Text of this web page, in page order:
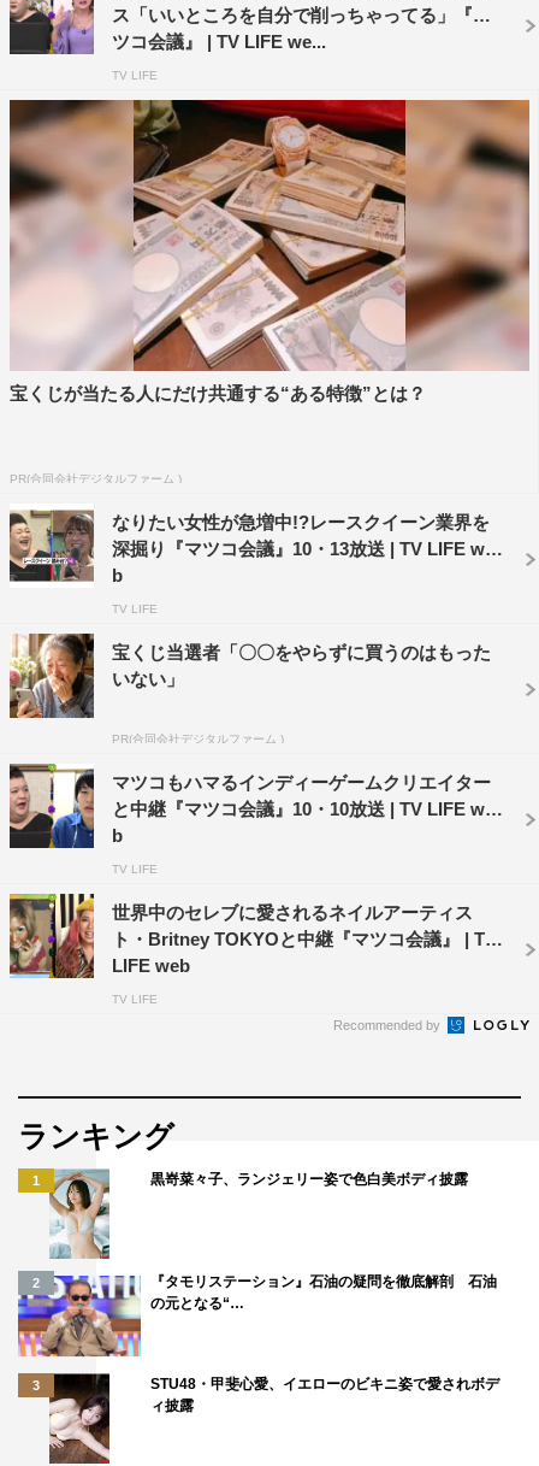
ス「いいところを自分で削っちゃってる」『マ
ツコ会議』 | TV LIFE we...
TV LIFE
宝くじが当たる人にだけ共通する“ある特徴”とは？
PR(合同会社デジタルファーム )
なりたい女性が急増中!?レースクイーン業界を
深掘り『マツコ会議』10・13放送 | TV LIFE we
b
TV LIFE
宝くじ当選者「〇〇をやらずに買うのはもった
いない」
PR(合同会社デジタルファーム )
マツコもハマるインディーゲームクリエイター
と中継『マツコ会議』10・10放送 | TV LIFE we
b
TV LIFE
世界中のセレブに愛されるネイルアーティス
ト・Britney TOKYOと中継『マツコ会議』 | TV
LIFE web
TV LIFE
Recommended by
ランキング
1 黒嵜菜々子、ランジェリー姿で色白美ボディ披露
2
『タモリステーション』石油の疑問を徹底解剖 石油
の元となる“…
3
STU48・甲斐心愛、イエローのビキニ姿で愛されボデ
ィ披露